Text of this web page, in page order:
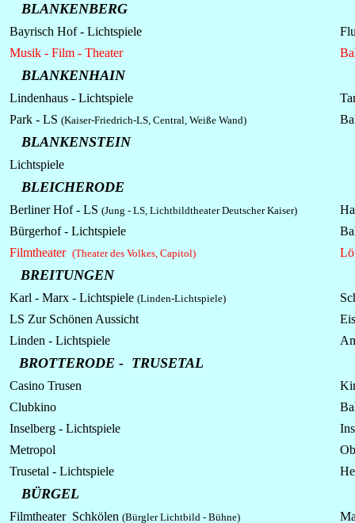
BLANKENBERG
Bayrisch Hof - Lichtspiele
Musik - Film - Theater
BLANKENHAIN
Lindenhaus - Lichtspiele
Park - LS (Kaiser-Friedrich-LS, Central, Weiße Wand)
BLANKENSTEIN
Lichtspiele
BLEICHERODE
Berliner Hof - LS (Jung - LS, Lichtbildtheater Deutscher Kaiser)
Bürgerhof - Lichtspiele
Filmtheater (Theater des Volkes, Capitol)
BREITUNGEN
Karl - Marx - Lichtspiele (Linden-Lichtspiele)
LS Zur Schönen Aussicht
Linden - Lichtspiele
BROTTERODE - TRUSETAL
Casino Trusen
Clubkino
Inselberg - Lichtspiele
Metropol
Trusetal - Lichtspiele
BÜRGEL
Filmtheater Schkölen (Bürgler Lichtbild - Bühne)